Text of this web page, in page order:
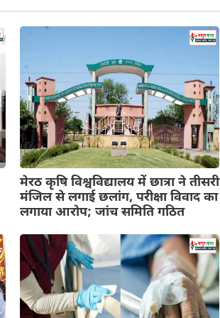
मेरठ कृषि विश्वविद्यालय में छात्रा ने तीसरी
मंजिल से लगाई छलांग, परीक्षा विवाद का
लगाया आरोप; जांच समिति गठित